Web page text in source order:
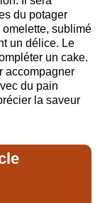
du potager
sublimé
un délice. Le
un cake.
accompagner
du pain
la saveur